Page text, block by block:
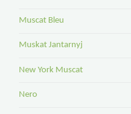
Muscat Bleu
Muskat Jantarnyj
New York Muscat
Nero